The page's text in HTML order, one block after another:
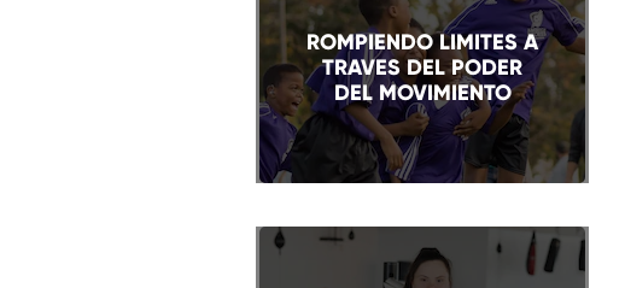
ROMPIENDO LIMITES A
TRAVES DEL PODER
DEL MOVIMIENTO